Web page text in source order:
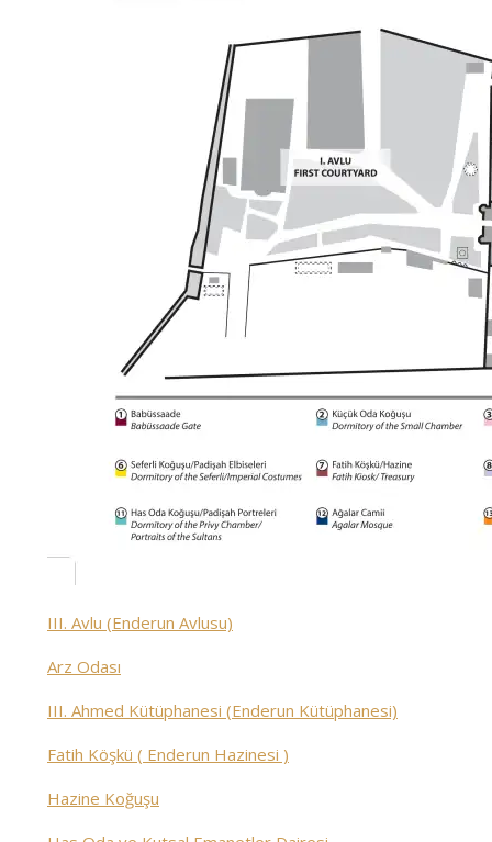
III. Avlu (Enderun Avlusu)
Arz Odası
III. Ahmed Kütüphanesi (Enderun Kütüphanesi)
Fatih Köşkü ( Enderun Hazinesi )
Hazine Koğuşu